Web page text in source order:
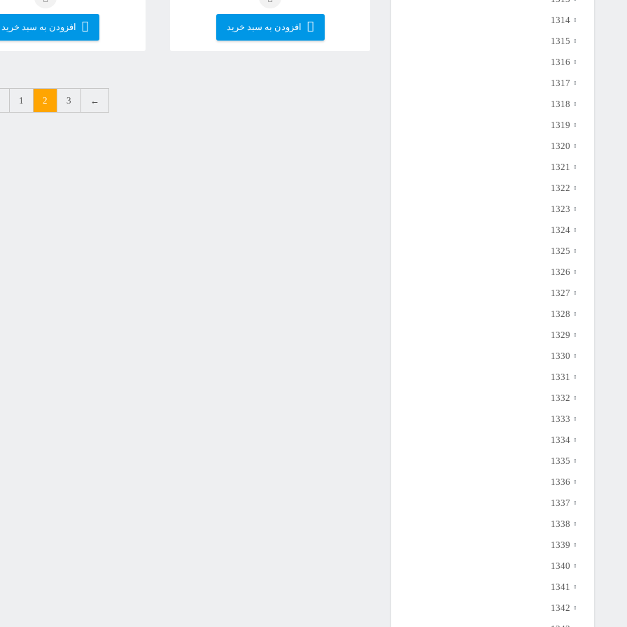
افزودن به سبد خرید افزودن به سبد خرید
1 2 3 ←
1314
1315
1316
1317
1318
1319
1320
1321
1322
1323
1324
1325
1326
1327
1328
1329
1330
1331
1332
1333
1334
1335
1336
1337
1338
1339
1340
1341
1342